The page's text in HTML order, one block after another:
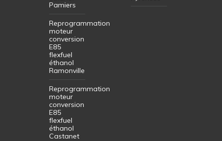
Pamiers
Reprogrammation
moteur
conversion
E85
flexfuel
éthanol
Ramonville
Reprogrammation
moteur
conversion
E85
flexfuel
éthanol
Castanet